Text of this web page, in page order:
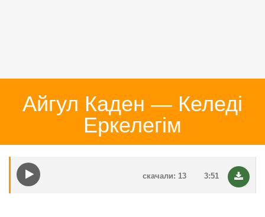
Айгул Каден — Келеді
Еркелегім
3:51
скачали: 13